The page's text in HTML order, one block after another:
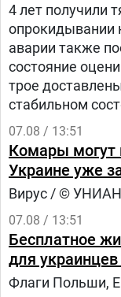
4 лет получили
опрокидывании
аварии также
состояние
трое
стабильном
07.08 / 13:51
Комары могут
Украине уже
Вирус / © УНИАН
07.08 / 13:51
Бесплатное
для
Флаги Польши,